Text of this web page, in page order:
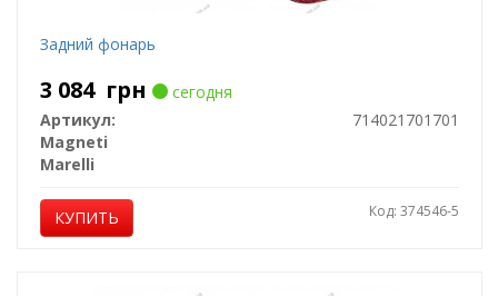
Задний фонарь
3 084 грн
сегодня
Артикул:
714021701701
Magneti
Marelli
КУПИТЬ Код: 374546-5